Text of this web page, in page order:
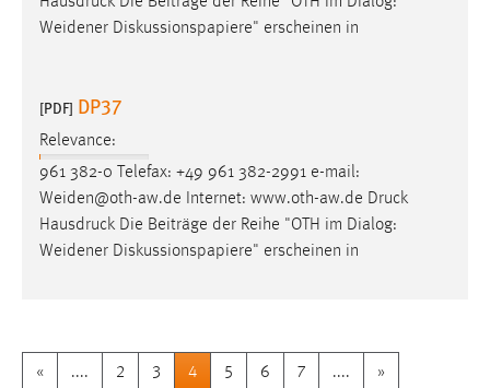
Weidener Diskussionspapiere" erscheinen in
[PDF] DP37
Relevance:
961 382-0 Telefax: +49 961 382-2991 e-mail:
Weiden@oth-aw.de Internet: www.oth-aw.de Druck
Hausdruck Die Beiträge der Reihe "OTH im Dialog:
Weidener Diskussionspapiere" erscheinen in
« .... 2 3 4 5 6 7 .... »